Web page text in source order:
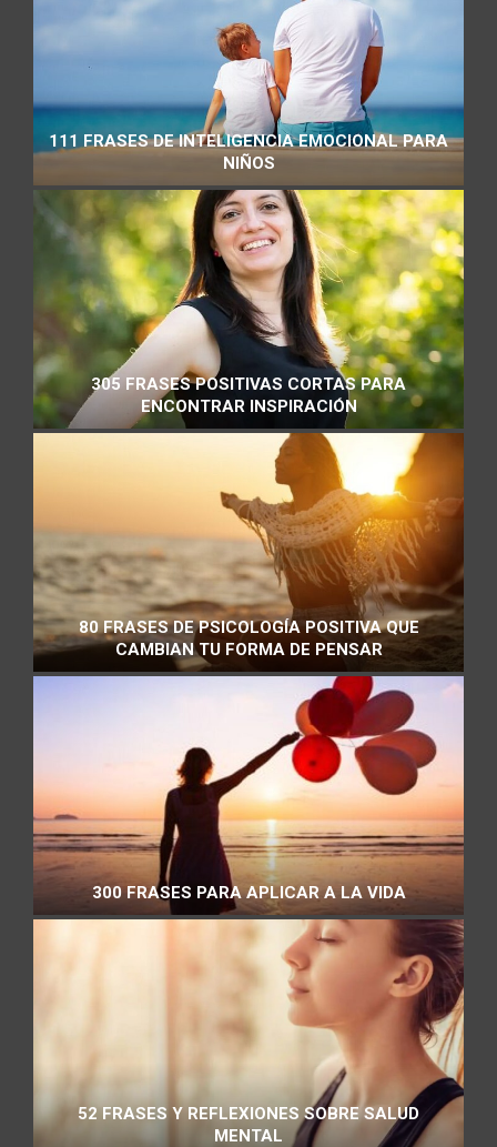
111 FRASES DE INTELIGENCIA EMOCIONAL PARA
NIÑOS
305 FRASES POSITIVAS CORTAS PARA
ENCONTRAR INSPIRACIÓN
80 FRASES DE PSICOLOGÍA POSITIVA QUE
CAMBIAN TU FORMA DE PENSAR
300 FRASES PARA APLICAR A LA VIDA
52 FRASES Y REFLEXIONES SOBRE SALUD
MENTAL